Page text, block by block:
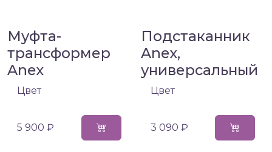
Муфта-
трансформер
Anex
Цвет
5 900 ₽
Подстаканник
Anex,
универсальный
Цвет
3 090 ₽